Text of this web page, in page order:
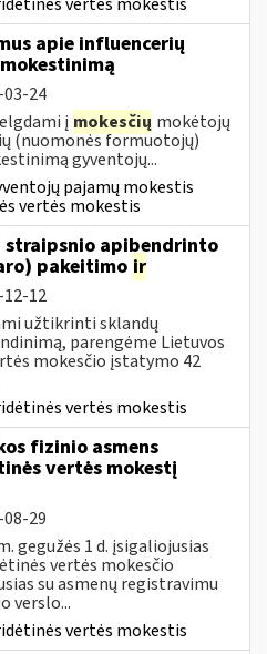
apie influencerių
03-24
į mokesčių mokėtojų
(nuomonės formuotojų)
gyventojų...
pajamų mokestis
vertės mokestis
straipsnio apibendrinto
pakeitimo ir
12-12
užtikrinti sklandų
parengėme Lietuvos
mokesčio įstatymo 42
vertės mokestis
fizinio asmens
vertės mokestį
29
gegužės 1 d. įsigaliojusias
vertės mokesčio
su asmenų registravimu
verslo...
vertės mokestis